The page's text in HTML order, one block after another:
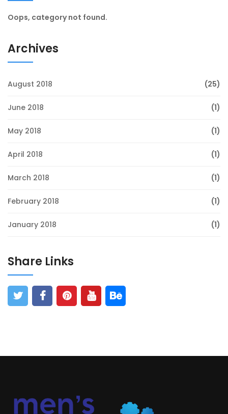
Oops, category not found.
Archives
August 2018 (25)
June 2018 (1)
May 2018 (1)
April 2018 (1)
March 2018 (1)
February 2018 (1)
January 2018 (1)
Share Links